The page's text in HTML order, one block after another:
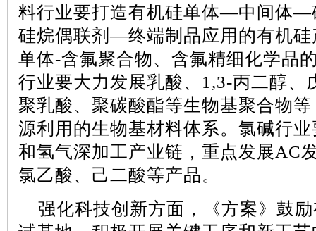
料行业要打造有机硅单体—中间体—
硅烷偶联剂—终端制品应用的有机
单体-含氟聚合物、含氟精细化学品
行业要大力发展乳酸、 1,3-丙二醇、
聚乳酸、聚碳酸酯等生物基聚合物
源利用的生物基材料体系。氯碱行
和氢气深加工产业链，重点发展AC
氯乙酸、己二酸等产品。
强化科技创新方面，《方案》鼓